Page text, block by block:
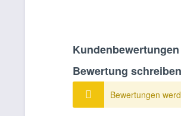
Bewertung schreiben
Bewertungen